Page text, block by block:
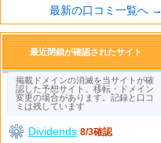
最新の口コミ一覧へ →
最近閉鎖が確認されたサイト
掲載ドメインの消滅を当サイトが確
認した予想サイト。移転・ドメイン
変更の場合があります。記録と口コ
ミは残しています
Dividends 8/3確認